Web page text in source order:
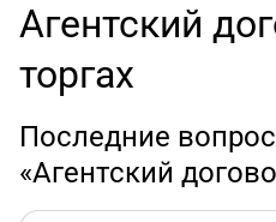
Агентский
торгах
Последние
«Агентский